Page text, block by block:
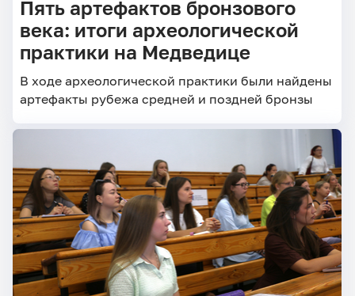
Пять артефактов бронзового
века: итоги археологической
практики на Медведице
В ходе археологической практики были найдены
артефакты рубежа средней и поздней бронзы